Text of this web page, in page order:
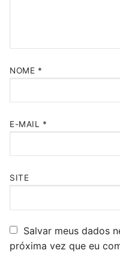
NOME *
E-MAIL *
SITE
Salvar meus dados
próxima vez que eu